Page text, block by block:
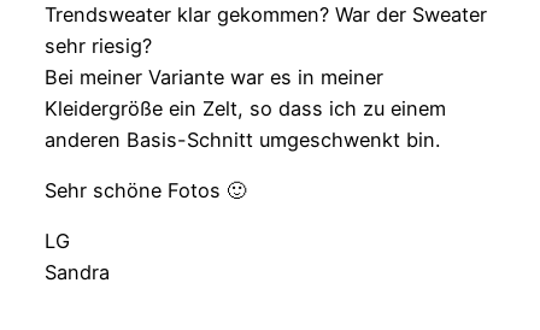
Trendsweater klar gekommen? War der Sweater
sehr riesig?
Bei meiner Variante war es in meiner
Kleidergröße ein Zelt, so dass ich zu einem
anderen Basis-Schnitt umgeschwenkt bin.
Sehr schöne Fotos 🙂
LG
Sandra